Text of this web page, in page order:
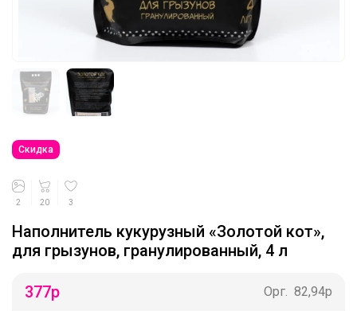
Скидка
2 20 3
Наполнитель кукурузный «Золотой кот»,
для грызунов, гранулированный, 4 л
377р Орг. 82,94р